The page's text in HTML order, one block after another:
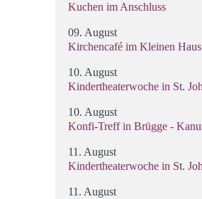
Kuchen im Anschluss
09. August
Kirchencafé im Kleinen
10. August
Kindertheaterwoche in St.
10. August
Konfi-Treff in Brügge -
11. August
Kindertheaterwoche in St.
11. August